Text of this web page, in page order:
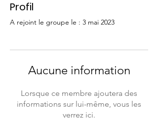
Profil
A rejoint le groupe le : 3 mai 2023
Aucune information
Lorsque ce membre ajoutera des
informations sur lui-même, vous les
verrez ici.